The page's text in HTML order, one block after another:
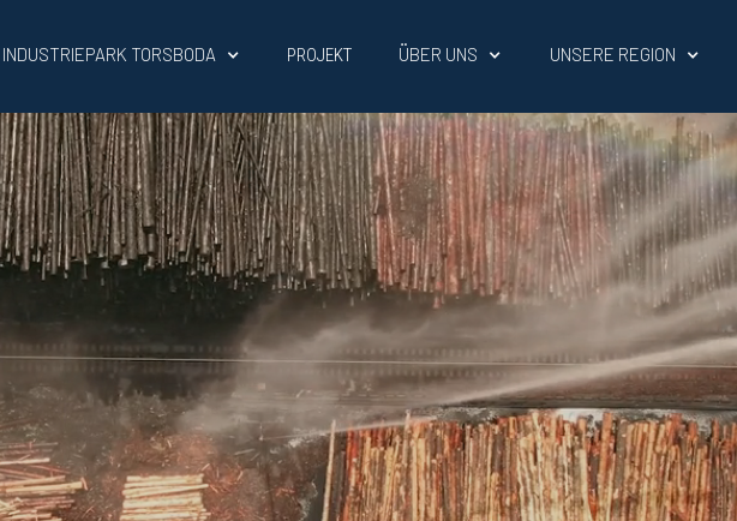
INDUSTRIEPARK TORSBODA PROJEKT ÜBER UNS UNSERE REGION